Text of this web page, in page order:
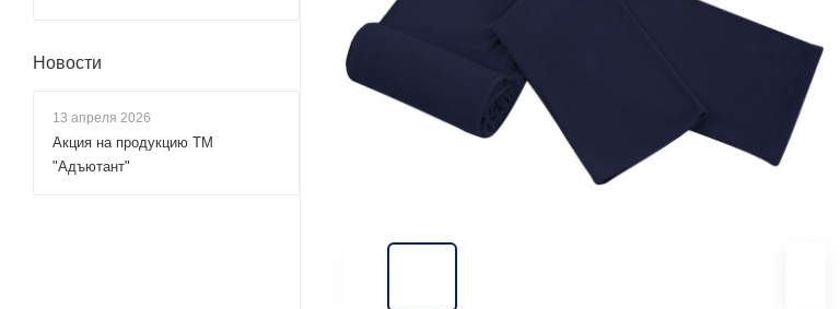
Новости
13 апреля 2026
Акция на продукцию ТМ
"Адъютант"